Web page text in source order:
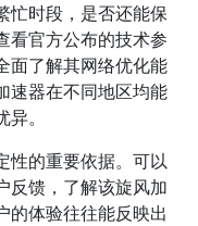
忙时段，是否还能保
看官方公布的技术参
面了解其网络优化能
速器在不同地区均能
。
性的重要依据。可以
反馈，了解该旋风加
的体验往往能反映出